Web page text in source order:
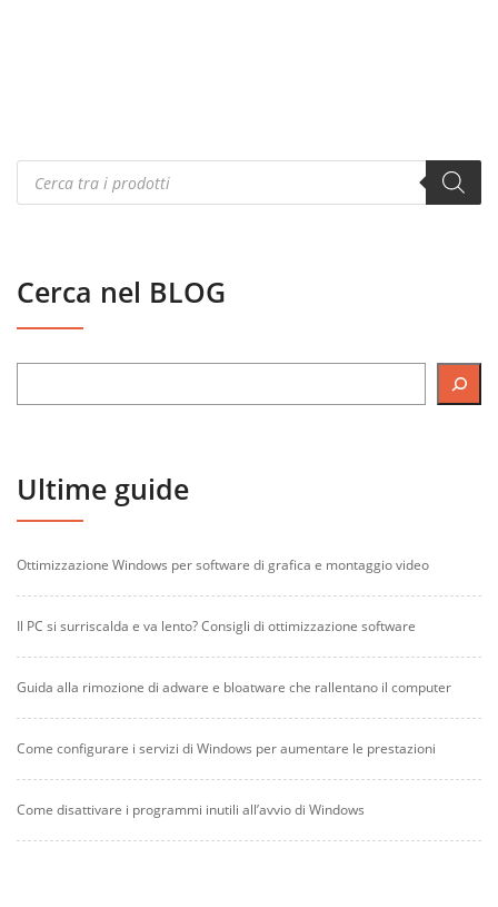
Products
search
Cerca nel BLOG
Ultime guide
Ottimizzazione Windows per software di grafica e montaggio video
Il PC si surriscalda e va lento? Consigli di ottimizzazione software
Guida alla rimozione di adware e bloatware che rallentano il computer
Come configurare i servizi di Windows per aumentare le prestazioni
Come disattivare i programmi inutili all’avvio di Windows